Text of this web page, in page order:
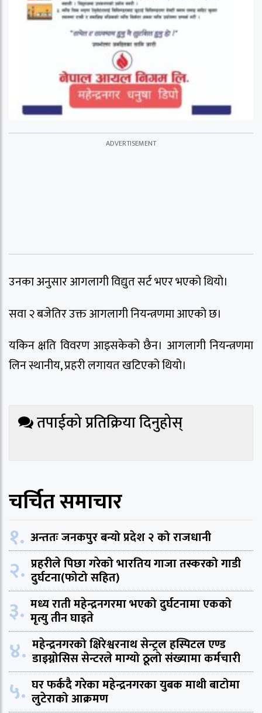
उनका अनुसार आगलागी विद्युत सर्ट भएर भएको थियो।
सवा २ बजेतिर उक्त आगलागी नियन्त्रणमा आएको छ।
यकिन क्षति विवरण आइसकेको छैन। आगलागी नियन्त्रणमा
लिन स्थानीय, प्रहरी लगायत खटिएको थियो।
तपाईको प्रतिक्रिया दिनुहोस्
चर्चित समाचार
१. अन्ततः जनकपुर बन्यो प्रदेश २ को राजधानी
२. प्रहरीले पिछा गरेको भारतिय गाजा तस्करको गाडी
दुर्घटना(फोटो सहित)
३. मध्य राती महेन्द्रनगरमा भएको दुर्घटनामा एकको
मृत्यु तीन घाइते
४. महेन्द्रनगरको क्षिरेश्वरनाथ सेन्ट्रल हस्पिटल एण्ड
डाइग्नोसिस सेन्टरले माग्यो ठूलो संख्यामा कर्मचारी
५. घर फर्कदै गरेका महेन्द्रनगरका युबक माथी बाटोमा
लुटेराको आक्रमण